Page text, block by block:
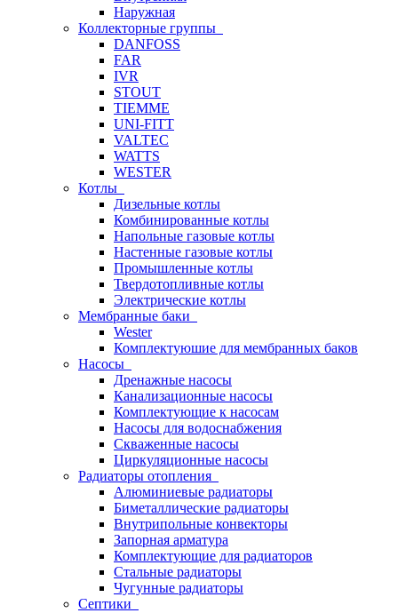
Наружная
Коллекторные группы
DANFOSS
FAR
IVR
STOUT
TIEMME
UNI-FITT
VALTEC
WATTS
WESTER
Котлы
Дизельные котлы
Комбинированные котлы
Напольные газовые котлы
Настенные газовые котлы
Промышленные котлы
Твердотопливные котлы
Электрические котлы
Мембранные баки
Wester
Комплектуюшие для мембранных баков
Насосы
Дренажные насосы
Канализационные насосы
Комплектующие к насосам
Насосы для водоснабжения
Скваженные насосы
Циркуляционные насосы
Радиаторы отопления
Алюминиевые радиаторы
Биметаллические радиаторы
Внутрипольные конвекторы
Запорная арматура
Комплектующие для радиаторов
Стальные радиаторы
Чугунные радиаторы
Септики